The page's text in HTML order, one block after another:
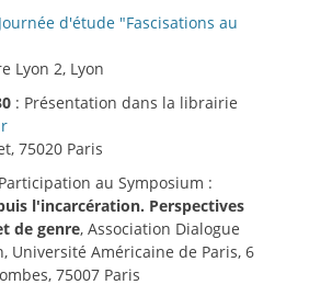
Journée d'étude "Fascisations au
Lyon 2, Lyon
: Présentation dans la librairie
75020 Paris
au Symposium :
l'incarcération. Perspectives
de genre, Association Dialogue
Université Américaine de Paris, 6
75007 Paris